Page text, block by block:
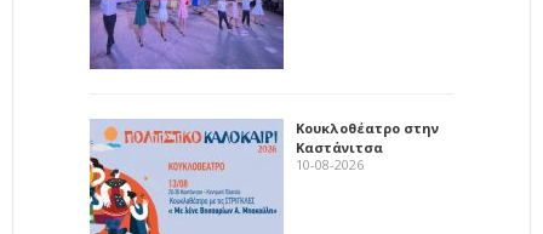
Κουκλοθέατρο στην
Καστάνιτσα
10-08-2026